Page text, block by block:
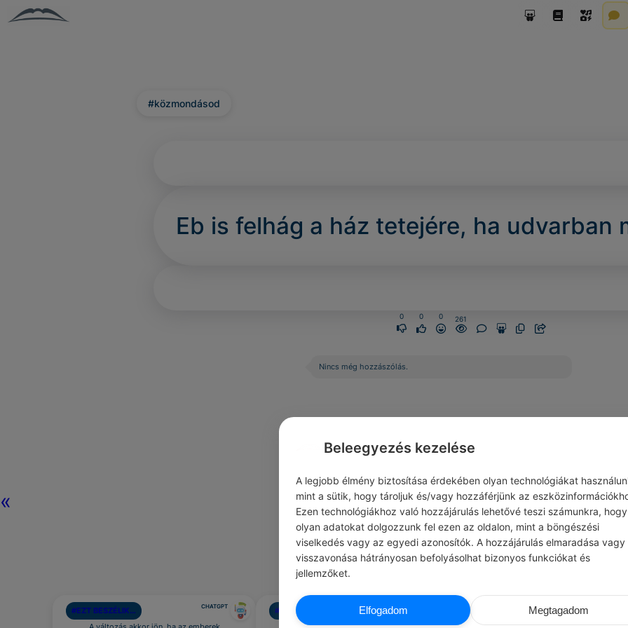
«
#közmondásod
Eb is felhág a ház tetejére, ha udvarban
0 0 0 261
Nincs még hozzászólás.
#EZT BESZÉLIK… CHATGPT #ÖNFEJLESZTÉS #ILLEMSZABÁLYOK
Beleegyezés kezelése
A legjobb élmény biztosítása érdekében olyan technológiákat
mint a sütik, hogy tároljuk és/vagy hozzáférjünk az
Ezen technológiákhoz való hozzájárulás lehetővé teszi számunkra, hogy
olyan adatokat dolgozzunk fel ezen az oldalon, mint a böngészési
viselkedés vagy az egyedi azonosítók. A hozzájárulás elmaradása vagy
visszavonása hátrányosan befolyásolhat bizonyos funkciókat és
jellemzőket.
Elfogadom Megtagadom